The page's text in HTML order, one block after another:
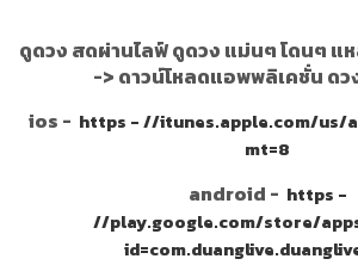
ดูดวง สดผ่านไลฟ์ ดูดวง แม่นๆ โดนๆ แ
-> ดาวน์โหลดแอพพลิเคชั่น ดว
ios - https - //itunes.apple.com/us/
mt=8
android - https -
//play.google.com/store/